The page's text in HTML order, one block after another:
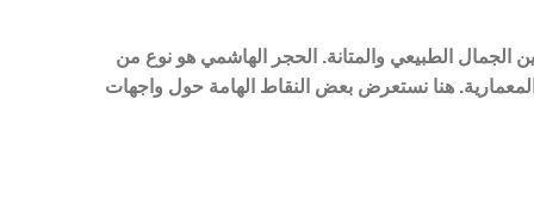
الجمال الطبيعي والمتانة. الحجر الهاشمي هو نوع من
المعمارية. هنا نستعرض بعض النقاط الهامة حول واجهات